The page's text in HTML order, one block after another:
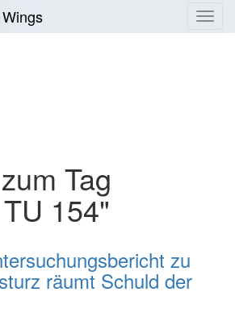
Tag
154"
zu
räumt Schuld der